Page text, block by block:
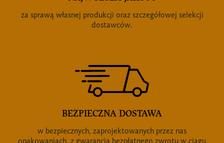
za sprawą własnej produkcji oraz szczegółowej selekcji
dostawców.
BEZPIECZNA DOSTAWA
w bezpiecznych, zaprojektowanych przez nas
opakowaniach, z gwarancją bezpłatnego zwrotu w ciągu